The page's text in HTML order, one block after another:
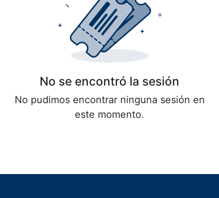
No se encontró la sesión
No pudimos encontrar ninguna sesión en
este momento.